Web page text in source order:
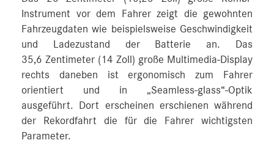
Instrument vor dem Fahrer zeigt die gewohnten
Fahrzeugdaten wie beispielsweise Geschwindigkeit
und Ladezustand der Batterie an. Das
35,6 Zentimeter (14 Zoll) große Multimedia-Display
rechts daneben ist ergonomisch zum Fahrer
orientiert und in „Seamless-glass“-Optik
ausgeführt. Dort erscheinen erschienen während
der Rekordfahrt die für die Fahrer wichtigsten
Parameter.